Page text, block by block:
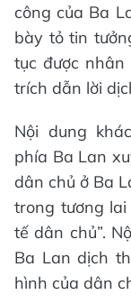
công của Ba
bày tỏ tin
tục được
trích dẫn lời
Nội dung
phía Ba Lan
dân chủ ở Ba
trong tương
tế dân chủ”.
Ba Lan dịch
hình của dân